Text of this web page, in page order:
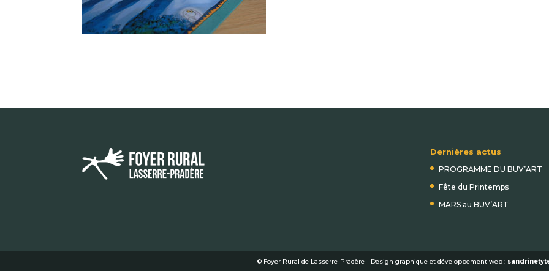
Dernières actus
PROGRAMME DU BUV’ART
Fête du Printemps
MARS au BUV’ART
© Foyer Rural de Lasserre-Pradère - Design graphique et développement web :